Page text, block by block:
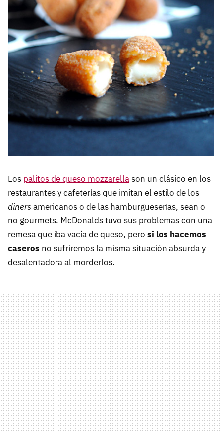
Los palitos de queso mozzarellason un clásico en los
restaurantes y cafeterías que imitan el estilo de los
dinersamericanos o de las hamburgueserías, sean o
no gourmets. McDonalds tuvo sus problemas con una
remesa que iba vacía de queso, pero si los hacemos
caseros no sufriremos la misma situación absurda y
desalentadora al morderlos.